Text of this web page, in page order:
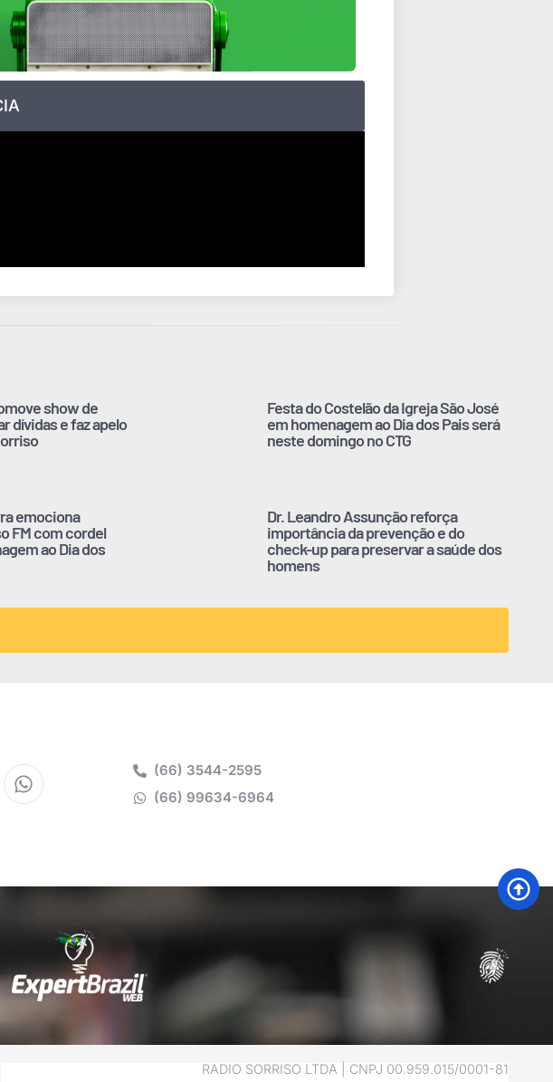
show de
dívidas e faz apelo
Festa do Costelão da Igreja São José
em homenagem ao Dia dos Pais será
neste domingo no CTG
emociona
FM com cordel
ao Dia dos
Dr. Leandro Assunção reforça
importância da prevenção e do
check-up para preservar a saúde dos
homens
(66) 3544-2595
(66) 99634-6964
RADIO SORRISO LTDA | CNPJ 00.959.015/0001-81